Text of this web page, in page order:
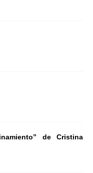
de Cristina